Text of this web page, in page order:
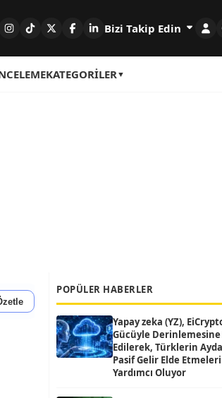
Bizi Takip Edin
KATEGORILER
POPÜLER HABERLER
Yapay zeka (YZ),
Gücüyle
Edilerek, Türklerin
Pasif Gelir Elde
Yardımcı Oluyor